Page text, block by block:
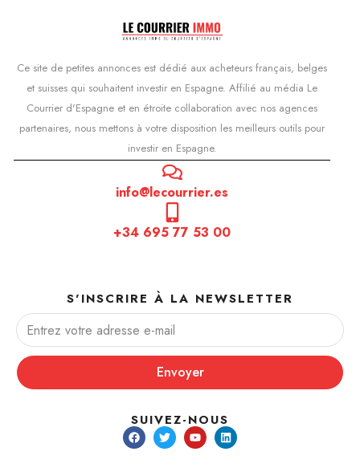
Ce site de petites annonces est dédié aux acheteurs français, belges
et suisses qui souhaitent investir en Espagne. Affilié au média Le
Courrier d'Espagne et en étroite collaboration avec nos agences
partenaires, nous mettons à votre disposition les meilleurs outils pour
investir en Espagne.
info@lecourrier.es
+34 695 77 53 00
S'INSCRIRE À LA NEWSLETTER
Envoyer
SUIVEZ-NOUS